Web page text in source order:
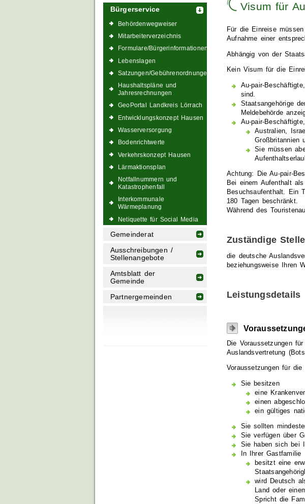
Bürgerservice
Behördenwegweiser
Mitarbeiterverzeichnis
Formulare/Bürgerinformationen
Lebenslagen
Satzungen/Gebührenordnungen
Haushaltspläne und
Jahresrechnungen
GeoPortal Landkreis Lörrach
Entwicklungskonzept Hausen
Wasserversorgung
Bodenrichtwerte
Verkehrskonzept Hausen
Lärmaktionsplan
Notfallnummern und
Katastrophenfall
Interkommunale
Wärmeplanung
Netiquette für Social Media
Gemeinderat
Ausschreibungen /
Stellenangebote
Amtsblatt der
Gemeinde
Partnergemeinden
Visum für
Für die Einreise
Aufnahme einer
Abhängig von der
Kein Visum für die
Au-pair-
sind.
Staatsangehörige
Meldebehörde
Au-pair-
Australien,
Großbritannien
Sie müssen
Achtung: Die Au-pair-
Bei einem Aufenthalt
Besuchsaufenthalt. Ein
180 Tagen beschränkt.
Während des
Zuständige Stelle
die deutsche
beziehungsweise Ihren
Leistungsdetails
Die Voraussetzungen
Auslandsvertretung
Voraussetzungen für
Sie besitzen
eine
einen
ein gültiges
Sie sollten
Sie verfügen über
Sie haben sich bei
In Ihrer Gastfamilie
besitzt eine
wird Deutsch
Land oder
Spricht die